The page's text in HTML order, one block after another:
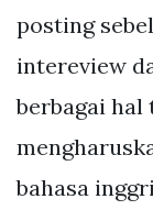
posting
intereview
berbagai hal
bahasa